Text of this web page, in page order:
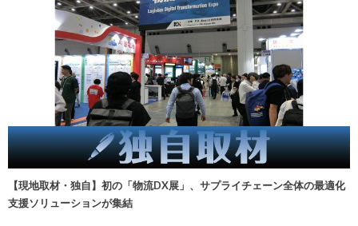
【現地取材・独自】初の「物流DX展」、サプライチェーン全体の最適化
支援ソリューションが集結